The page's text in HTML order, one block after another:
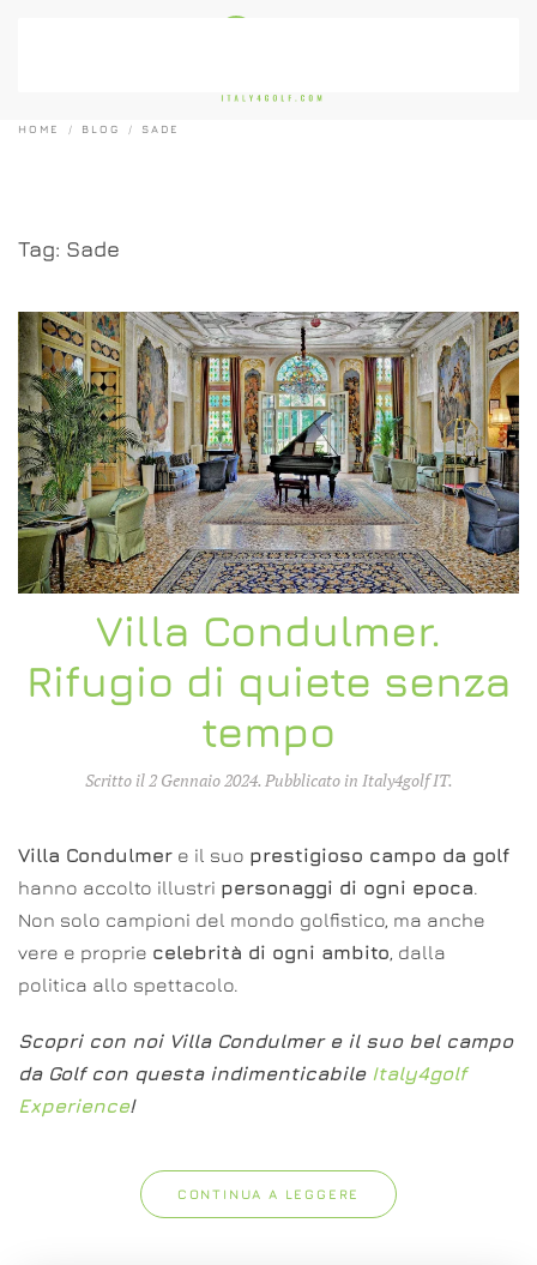
HOME BLOG SADE
Tag: Sade
Villa Condulmer.
Rifugio di quiete senza
tempo
Scritto il2 Gennaio 2024. Pubblicato in Italy4golf IT.
Villa Condulmer e il suo prestigioso campo da golf
hanno accolto illustri personaggi di ogni epoca.
Non solo campioni del mondo golfistico, ma anche
vere e proprie celebrità di ogni ambito, dalla
politica allo spettacolo.
Scopri con noi Villa Condulmer e il suo bel campo
da Golf con questa indimenticabile Italy4golf
Experience!
CONTINUA A LEGGERE